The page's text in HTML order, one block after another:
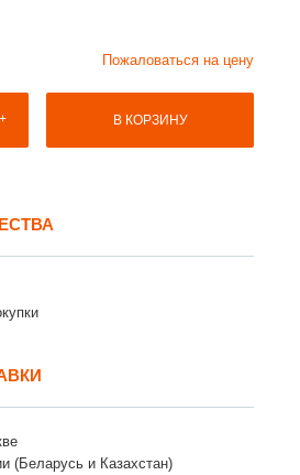
Пожаловаться на цену
+ В КОРЗИНУ
(Беларусь и Казахстан)